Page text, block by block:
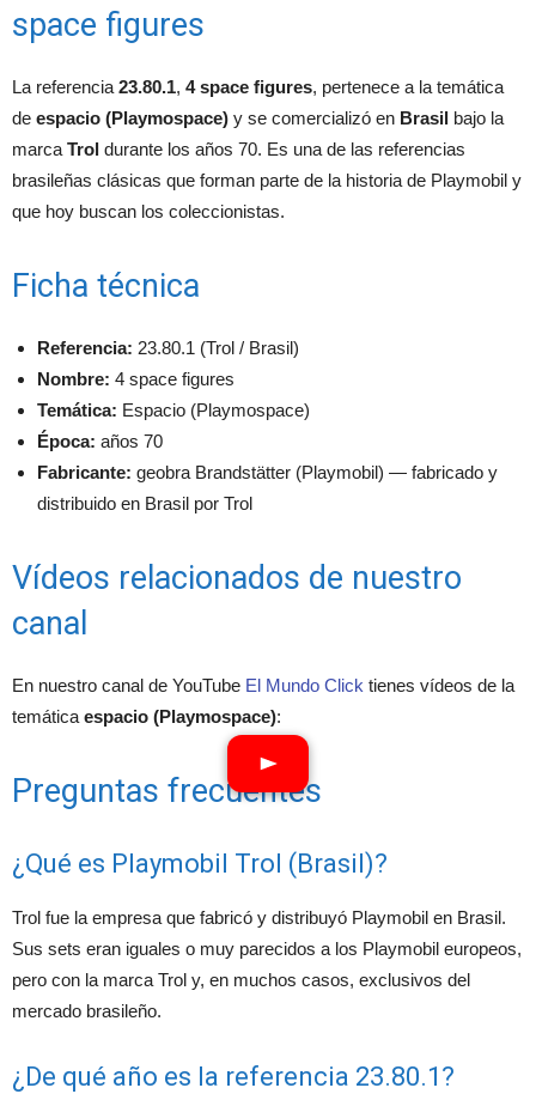
space figures
La referencia 23.80.1, 4 space figures, pertenece a la temática
de espacio (Playmospace) y se comercializó en Brasil bajo la
marca Trol durante los años 70. Es una de las referencias
brasileñas clásicas que forman parte de la historia de Playmobil y
que hoy buscan los coleccionistas.
Ficha técnica
Referencia: 23.80.1 (Trol / Brasil)
Nombre: 4 space figures
Temática: Espacio (Playmospace)
Época: años 70
Fabricante: geobra Brandstätter (Playmobil) — fabricado y
distribuido en Brasil por Trol
Vídeos relacionados de nuestro
canal
En nuestro canal de YouTube El Mundo Click tienes vídeos de la
temática espacio (Playmospace):
Preguntas frecuentes
¿Qué es Playmobil Trol (Brasil)?
Trol fue la empresa que fabricó y distribuyó Playmobil en Brasil.
Sus sets eran iguales o muy parecidos a los Playmobil europeos,
pero con la marca Trol y, en muchos casos, exclusivos del
mercado brasileño.
¿De qué año es la referencia 23.80.1?